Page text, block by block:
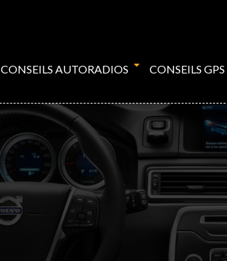
CONSEILS AUTORADIOS CONSEILS GPS